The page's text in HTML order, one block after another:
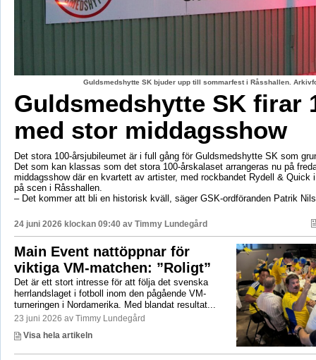
Guldsmedshytte SK bjuder upp till sommarfest i Råsshallen.
Guldsmedshytte SK firar
med stor middagsshow
Det stora 100-årsjubileumet är i full gång för Guldsmedshytte SK som
Det som kan klassas som det stora 100-årskalaset arrangeras nu på
middagsshow där en kvartett av artister, med rockbandet Rydell & Quick
på scen i Råsshallen.
– Det kommer att bli en historisk kväll, säger GSK-ordföranden Patrik
24 juni 2026 klockan 09:40 av Timmy Lundegård
Main Event nattöppnar för
viktiga VM-matchen: ”Roligt”
Det är ett stort intresse för att följa det svenska
herrlandslaget i fotboll inom den pågående VM-
turneringen i Nordamerika. Med blandat resultat...
23 juni 2026 av Timmy Lundegård
Visa hela artikeln